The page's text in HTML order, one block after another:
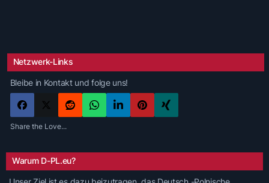
Netzwerk-Links
Bleibe in Kontakt und folge uns!
Share the Love...
Warum D-PL.eu?